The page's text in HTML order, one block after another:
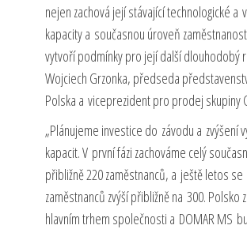
nejen zachová její stávající technologické a
kapacity a současnou úroveň
vytvoří podmínky pro její další dlouhodobý
Wojciech Grzonka, předseda
Polska a viceprezident pro prodej skupiny
„Plánujeme investice do závodu a zvýšení
kapacit. V první fázi zachováme celý
přibližně 220 zaměstnanců, a ještě letos
zaměstnanců zvýší přibližně na 300. Polsko
hlavním trhem společnosti a DOMAR MS